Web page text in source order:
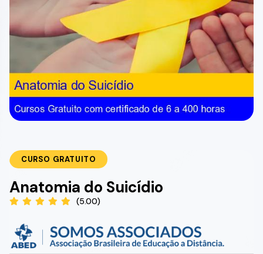
CURSO GRATUITO
Anatomia do Suicídio
(5.00)